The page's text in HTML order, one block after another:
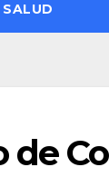
SALUD